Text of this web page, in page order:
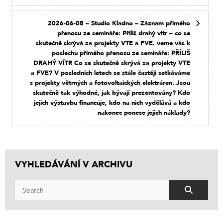
2026-06-08 – Studio Kladno – Záznam přímého
přenosu ze semináře: Příliš drahý vítr – co se
skutečně skrývá za projekty VTE a FVE. veme vás k
poslechu přímého přenosu ze semináře: PŘÍLIŠ
DRAHÝ VÍTR Co se skutečně skrývá za projekty VTE
a FVE? V posledních letech se stále častěji setkáváme
s projekty větrných a fotovoltaických elektráren. Jsou
skutečně tak výhodné, jak bývají prezentovány? Kdo
jejich výstavbu financuje, kdo na nich vydělává a kdo
nakonec ponese jejich náklady?
VYHLEDÁVÁNÍ V ARCHIVU